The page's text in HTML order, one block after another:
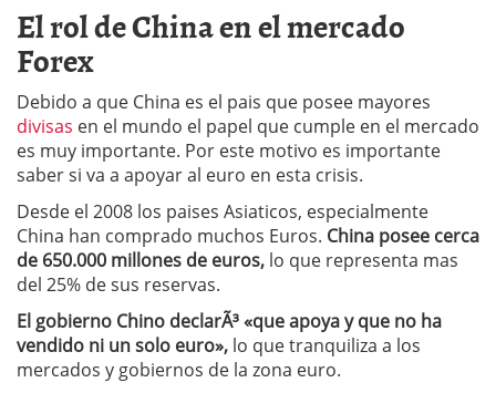
El rol de China en el mercado
Forex
Debido a que China es el pais que posee mayores
divisas en el mundo el papel que cumple en el mercado
es muy importante. Por este motivo es importante
saber si va a apoyar al euro en esta crisis.
Desde el 2008 los paises Asiaticos, especialmente
China han comprado muchos Euros. China posee cerca
de 650.000 millones de euros, lo que representa mas
del 25% de sus reservas.
El gobierno Chino declarÃ³ «que apoya y que no ha
vendido ni un solo euro», lo que tranquiliza a los
mercados y gobiernos de la zona euro.